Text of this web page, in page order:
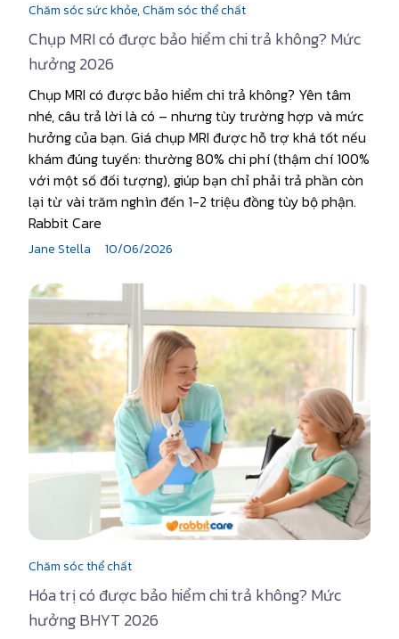
Chăm sóc sức khỏe,Chăm sóc thể chất
Chụp MRI có được bảo hiểm chi trả không? Mức
hưởng 2026
Chụp MRI có được bảo hiểm chi trả không? Yên tâm
nhé, câu trả lời là có – nhưng tùy trường hợp và mức
hưởng của bạn. Giá chụp MRI được hỗ trợ khá tốt nếu
khám đúng tuyến: thường 80% chi phí (thậm chí 100%
với một số đối tượng), giúp bạn chỉ phải trả phần còn
lại từ vài trăm nghìn đến 1-2 triệu đồng tùy bộ phận.
Rabbit Care
Jane Stella 10/06/2026
Chăm sóc thể chất
Hóa trị có được bảo hiểm chi trả không? Mức
hưởng BHYT 2026